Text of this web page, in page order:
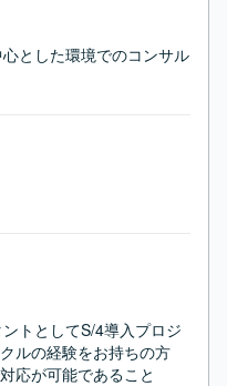
とした環境でのコンサル
トとしてS/4導入プロジ
ルの経験をお持ちの方
応が可能であること